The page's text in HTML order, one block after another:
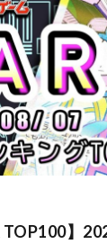
TOP100】